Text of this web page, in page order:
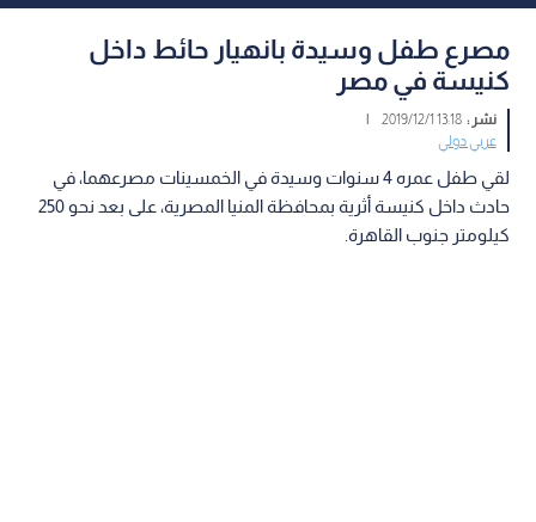
مصرع طفل وسيدة بانهيار حائط داخل
كنيسة في مصر
نشر :13:18 2019/12/1
|
عربي دولي
لقي طفل عمره 4 سنوات وسيدة في الخمسينات مصرعهما، في
حادث داخل كنيسة أثرية بمحافظة المنيا المصرية، على بعد نحو 250
كيلومتر جنوب القاهرة.